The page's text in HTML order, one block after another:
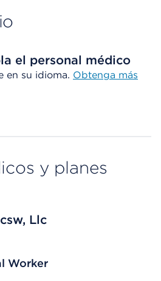
el personal médico
en su idioma. Obtenga más
y planes
Llc
Worker